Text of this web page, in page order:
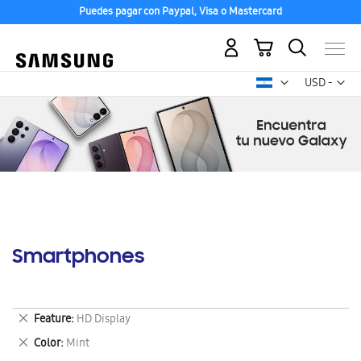
Puedes pagar con Paypal, Visa o Mastercard
USD -
dólar
Mi carrito
Smartphones
Feature HD Display
Eliminar
este
artículo
Color Mint
Eliminar